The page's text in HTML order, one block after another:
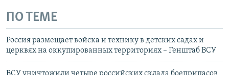
ПО ТЕМЕ
Россия размещает войска и технику в детских садах и
церквях на оккупированных территориях – Генштаб ВСУ
ВСУ уничтожили четыре российских склада боеприпасов